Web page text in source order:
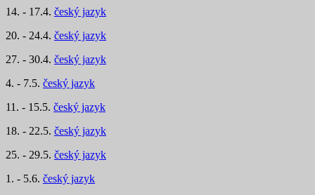
14. - 17.4. český jazyk
20. - 24.4. český jazyk
27. - 30.4. český jazyk
4. - 7.5. český jazyk
11. - 15.5. český jazyk
18. - 22.5. český jazyk
25. - 29.5. český jazyk
1. - 5.6. český jazyk